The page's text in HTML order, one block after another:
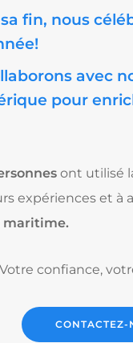
fin, nous
avec
pour
ont utilisé
expériences et à
maritime.
confiance,
CONTACTEZ-